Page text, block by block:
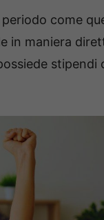
come
in maniera
stipendi